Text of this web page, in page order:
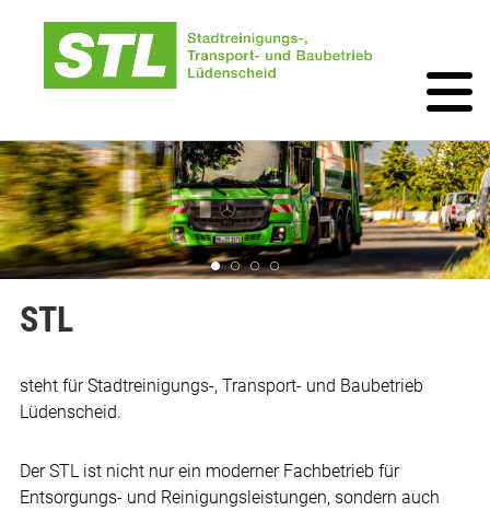
STL
steht für Stadtreinigungs-, Transport- und Baubetrieb
Lüdenscheid.
Der STL ist nicht nur ein moderner Fachbetrieb für
Entsorgungs- und Reinigungsleistungen, sondern auch